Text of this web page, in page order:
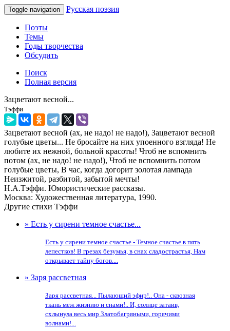
Toggle navigation Русская поэзия
Поэты
Темы
Годы творчества
Обсудить
Поиск
Полная версия
Зацветают весной...
Тэффи
Зацветают весной (ах, не надо! не надо!), Зацветают весной
голубые цветы... Не бросайте на них упоенного взгляда! Не
любите их нежной, больной красоты! Чтоб не вспомнить
потом (ах, не надо! не надо!), Чтоб не вспомнить потом
голубые цветы, В час, когда догорит золотая лампада
Неизжитой, разбитой, забытой мечты!
Н.А.Тэффи. Юмористические рассказы.
Москва: Художественная литература, 1990.
Другие стихи Тэффи
» Есть у сирени темное счастье...
Есть у сирени темное счастье - Темное счастье в пять
лепестков! В грезах безумья, в снах сладострастья, Нам
открывает тайну богов....
» Заря рассветная
Заря рассветная... Пылающий эфир!.. Она - сквозная
ткань меж жизнию и снами!.. И, солнце затаив,
схлынула весь мир Златобагряными, горячими
волнами!...